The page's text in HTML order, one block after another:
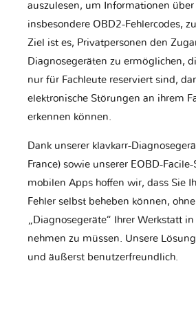
auszulesen, um Informationen
insbesondere OBD2-Fehlercodes,
Ziel ist es, Privatpersonen den
Diagnosegeräten zu ermöglichen,
nur für Fachleute reserviert sind,
elektronische Störungen an ihrem
erkennen können.
Dank unserer klavkarr-
France) sowie unserer EOBD-
mobilen Apps hoffen wir, dass Sie
Fehler selbst beheben können,
„Diagnosegeräte“ Ihrer Werkstatt
nehmen zu müssen. Unsere
und äußerst benutzerfreundlich.